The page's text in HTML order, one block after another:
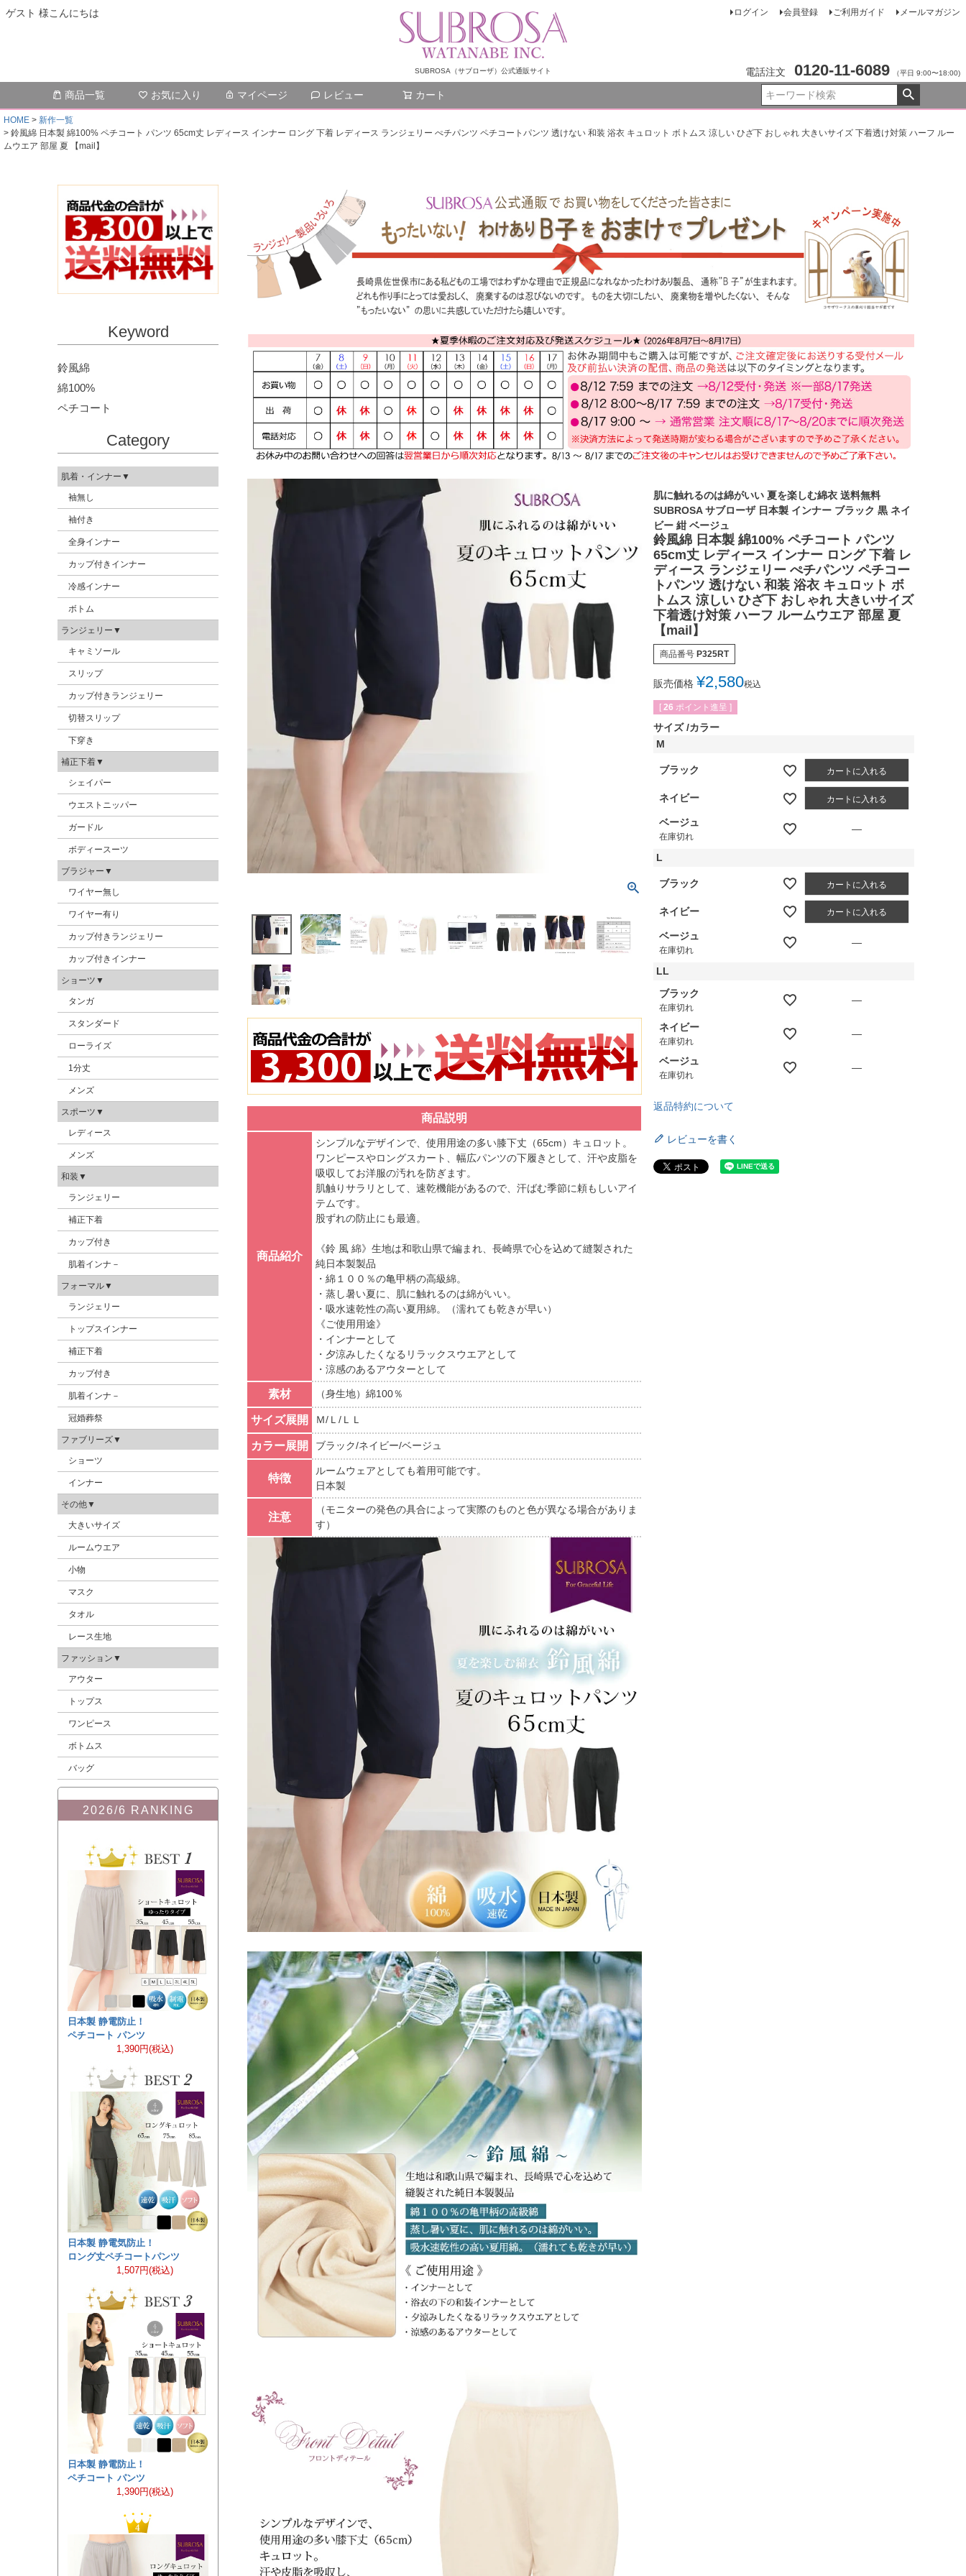
ゲスト 様こんにちは
SUBROSA（サブローザ）公式通販サイト
ログイン 会員登録 ご利用ガイド メールマガジン
電話注文 0120-11-6089 （平日 9:00〜18:00)
商品一覧 お気に入り マイページ レビュー カート
HOME
新作一覧
鈴風綿 日本製 綿100% ペチコート パンツ 65cm丈 レディース インナー ロング 下着 レディース ランジェリー ぺチパンツ ペチコートパンツ 透けない 和装 浴衣 キュロット ボトムス 涼しい ひざ下 おしゃれ 大きいサイズ 下着透け対策 ハーフ ルー
ムウエア 部屋 夏 【mail】
Keyword
鈴風綿
綿100%
ペチコート
Category
肌着・インナー▼
袖無し
袖付き
全身インナー
カップ付きインナー
冷感インナー
ボトム
ランジェリー▼
キャミソール
スリップ
カップ付きランジェリー
切替スリップ
下穿き
補正下着▼
シェイパー
ウエストニッパー
ガードル
ボディースーツ
ブラジャー▼
ワイヤー無し
ワイヤー有り
カップ付きランジェリー
カップ付きインナー
ショーツ▼
タンガ
スタンダード
ローライズ
1分丈
メンズ
スポーツ▼
レディース
メンズ
和装▼
ランジェリー
補正下着
カップ付き
肌着インナ－
フォーマル▼
ランジェリー
トップスインナー
補正下着
カップ付き
肌着インナ－
冠婚葬祭
ファブリーズ▼
ショーツ
インナー
その他▼
大きいサイズ
ルームウエア
小物
マスク
タオル
レース生地
ファッション▼
アウター
トップス
ワンピース
ボトムス
バッグ
2026/6 RANKING
日本製 静電防止！
ペチコート パンツ
1,390円(税込)
日本製 静電気防止！
ロング丈ペチコートパンツ
1,507円(税込)
日本製 静電防止！
ペチコート パンツ
1,390円(税込)
商品説明
商品紹介
シンプルなデザインで、使用用途の多い膝下丈（65cm）キュロット。
ワンピースやロングスカート、幅広パンツの下履きとして、汗や皮脂を
吸収してお洋服の汚れを防ぎます。
肌触りサラリとして、速乾機能があるので、汗ばむ季節に頼もしいアイ
テムです。
股ずれの防止にも最適。
《鈴 風 綿》生地は和歌山県で編まれ、長崎県で心を込めて縫製された
純日本製製品
・綿１００％の亀甲柄の高級綿。
・蒸し暑い夏に、肌に触れるのは綿がいい。
・吸水速乾性の高い夏用綿。（濡れても乾きが早い）
《ご使用用途》
・インナーとして
・夕涼みしたくなるリラックスウエアとして
・涼感のあるアウターとして
素材 （身生地）綿100％
サイズ展開 Ｍ/Ｌ/ＬＬ
カラー展開 ブラック/ネイビー/ベージュ
特徴
ルームウェアとしても着用可能です。
日本製
注意
（モニターの発色の具合によって実際のものと色が異なる場合がありま
す）
肌に触れるのは綿がいい 夏を楽しむ綿衣 送料無料
SUBROSA サブローザ 日本製 インナー ブラック 黒 ネイ
ビー 紺 ベージュ
鈴風綿 日本製 綿100% ペチコート パンツ
65cm丈 レディース インナー ロング 下着 レ
ディース ランジェリー ぺチパンツ ペチコー
トパンツ 透けない 和装 浴衣 キュロット ボ
トムス 涼しい ひざ下 おしゃれ 大きいサイズ
下着透け対策 ハーフ ルームウエア 部屋 夏
【mail】
商品番号 P325RT
販売価格 ¥2,580税込
[ 26 ポイント進呈 ]
サイズ カラー
M
ブラック カートに入れる
ネイビー カートに入れる
ベージュ
在庫切れ
—
L
ブラック カートに入れる
ネイビー カートに入れる
ベージュ
在庫切れ
—
LL
ブラック
在庫切れ
—
ネイビー
在庫切れ
—
ベージュ
在庫切れ
—
返品特約について
レビューを書く